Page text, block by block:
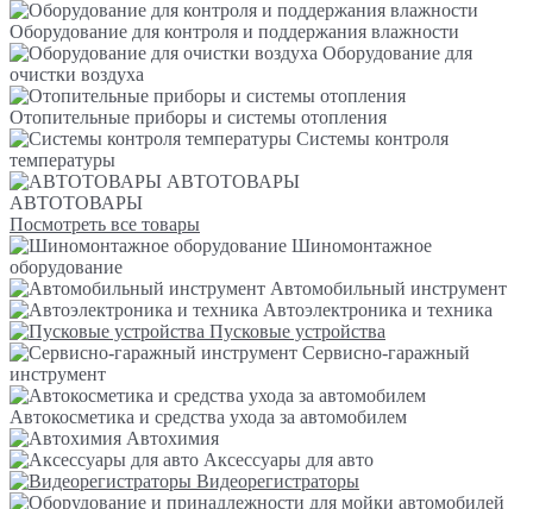
Оборудование для контроля и поддержания влажности
Оборудование для
очистки воздуха
Отопительные приборы и системы отопления
Системы контроля
температуры
АВТОТОВАРЫ
АВТОТОВАРЫ
Посмотреть все товары
Шиномонтажное
оборудование
Автомобильный инструмент
Автоэлектроника и техника
Пусковые устройства
Сервисно-гаражный
инструмент
Автокосметика и средства ухода за автомобилем
Автохимия
Аксессуары для авто
Видеорегистраторы